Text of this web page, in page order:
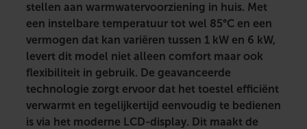
stellen aan warmwatervoorziening in huis. Met
een instelbare temperatuur tot wel 85°C en een
vermogen dat kan variëren tussen 1 kW en 6 kW,
levert dit model niet alleen comfort maar ook
flexibiliteit in gebruik. De geavanceerde
technologie zorgt ervoor dat het toestel efficiënt
verwarmt en tegelijkertijd eenvoudig te bedienen
is via het moderne LCD-display. Dit maakt de